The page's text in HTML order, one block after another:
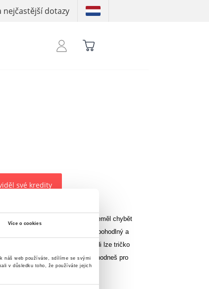
Více o cookies
náš web používáte, sdílíme se svými
v důsledku toho, že používáte jejich
nejčastější dotazy
své kredity
základní kousek, který by neměl chybět
z kvalitní bavlny a nabízí pohodlný a
logu na levé straně hrudi lze tričko
oblečením, ať už se rozhodneš pro